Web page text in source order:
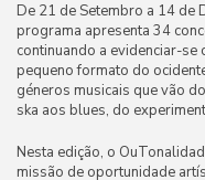
De 21 de Setembro a 14 de
programa apresenta 34
continuando a evidenciar-se
pequeno formato do
géneros musicais que vão
ska aos blues, do
Nesta edição, o
missão de oportunidade